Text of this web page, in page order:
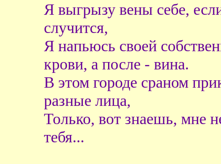
Я выгрызу вены себе,
случится,
Я напьюсь своей
крови, а после - вина.
В этом городе сраном
разные лица,
Только, вот знаешь, мне
тебя...